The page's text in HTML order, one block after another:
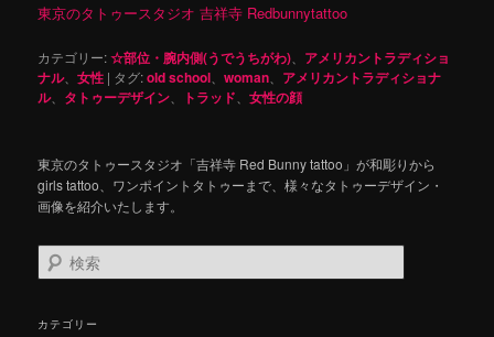
東京のタトゥースタジオ 吉祥寺 Redbunnytattoo
カテゴリー:☆部位・腕内側(うでうちがわ)
アメリカントラディショ
ナル、女性 | タグ:old school 、woman
アメリカントラディショナ
ル、 タトゥーデザイン トラッド 、女性の顔
東京のタトゥースタジオ「吉祥寺 Red Bunny tattoo」が和彫りから
girls tattoo、ワンポイントタトゥーまで、様々なタトゥーデザイン・
画像を紹介いたします。
検
索
カテゴリー